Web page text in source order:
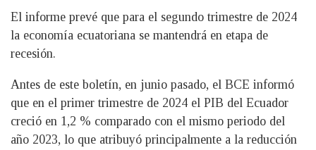
El informe prevé que para el segundo trimestre de 2024
la economía ecuatoriana se mantendrá en etapa de
recesión.
Antes de este boletín, en junio pasado, el BCE informó
que en el primer trimestre de 2024 el PIB del Ecuador
creció en 1,2 % comparado con el mismo periodo del
año 2023, lo que atribuyó principalmente a la reducción